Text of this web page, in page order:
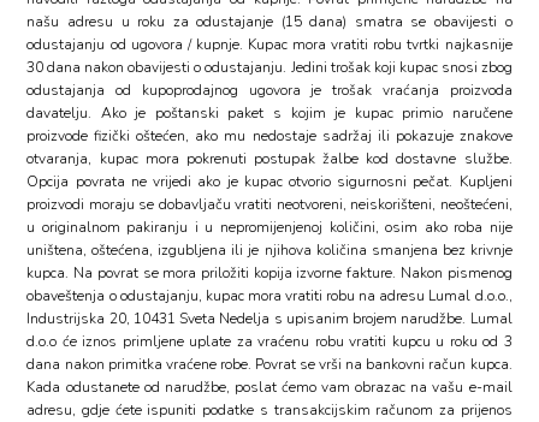
našu adresu u roku za odustajanje (15 dana) smatra se obavijesti o
odustajanju od ugovora / kupnje. Kupac mora vratiti robu tvrtki najkasnije
30 dana nakon obavijesti o odustajanju. Jedini trošak koji kupac snosi zbog
odustajanja od kupoprodajnog ugovora je trošak vraćanja proizvoda
davatelju. Ako je poštanski paket s kojim je kupac primio naručene
proizvode fizički oštećen, ako mu nedostaje sadržaj ili pokazuje znakove
otvaranja, kupac mora pokrenuti postupak žalbe kod dostavne službe.
Opcija povrata ne vrijedi ako je kupac otvorio sigurnosni pečat. Kupljeni
proizvodi moraju se dobavljaču vratiti neotvoreni, neiskorišteni, neoštećeni,
u originalnom pakiranju i u nepromijenjenoj količini, osim ako roba nije
uništena, oštećena, izgubljena ili je njihova količina smanjena bez krivnje
kupca. Na povrat se mora priložiti kopija izvorne fakture. Nakon pismenog
obaveštenja o odustajanju, kupac mora vratiti robu na adresu Lumal d.o.o.,
Industrijska 20, 10431 Sveta Nedelja s upisanim brojem narudžbe. Lumal
d.o.o će iznos primljene uplate za vraćenu robu vratiti kupcu u roku od 3
dana nakon primitka vraćene robe. Povrat se vrši na bankovni račun kupca.
Kada odustanete od narudžbe, poslat ćemo vam obrazac na vašu e-mail
adresu, gdje ćete ispuniti podatke s transakcijskim računom za prijenos